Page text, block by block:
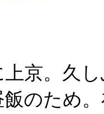
京。久
のため